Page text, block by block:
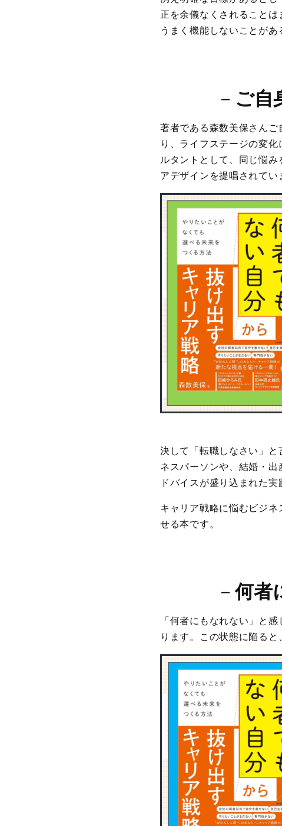
正を余儀なくされること
うまく機能しないことがあ
－ ご自
著者である森数美保さんご
り、ライフステージの変
ルタントとして、同じ悩
アデザインを提唱されてい
決して「転職しなさい」
ネスパーソンや、結婚・
ドバイスが盛り込まれた実
キャリア戦略に悩むビジ
せる本です。
－何者
「何者にもなれない」と
ります。この状態に陥る